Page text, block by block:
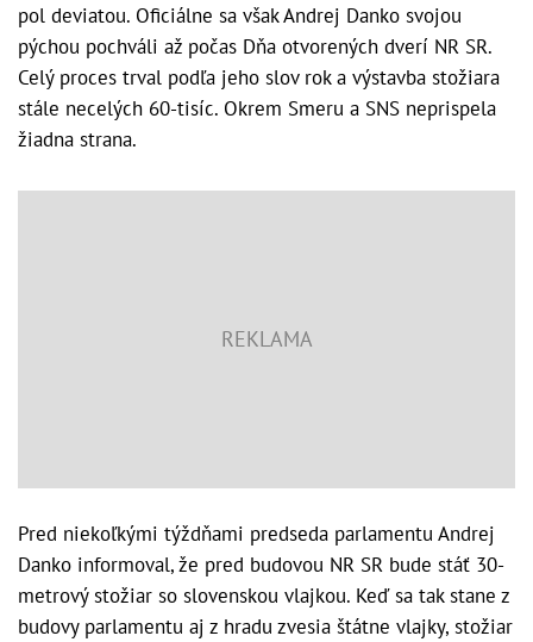
pol deviatou. Oficiálne sa však Andrej Danko svojou
pýchou pochváli až počas Dňa otvorených dverí NR SR.
Celý proces trval podľa jeho slov rok a výstavba stožiara
stále necelých 60-tisíc. Okrem Smeru a SNS neprispela
žiadna strana.
Pred niekoľkými týždňami predseda parlamentu Andrej
Danko informoval, že pred budovou NR SR bude stáť 30-
metrový stožiar so slovenskou vlajkou. Keď sa tak stane z
budovy parlamentu aj z hradu zvesia štátne vlajky, stožiar